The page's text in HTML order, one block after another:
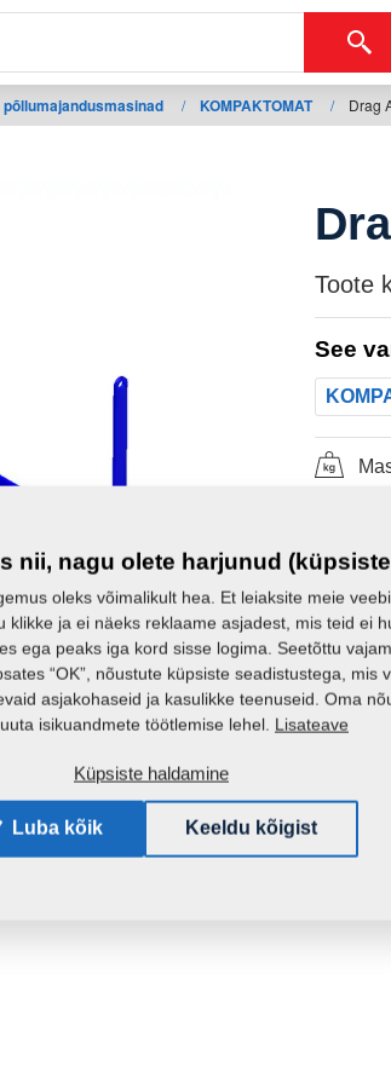
/ KOMPAKTOMAT / Drag
Toote
See
nii, nagu olete harjunud
oleks võimalikult hea. Et leiaksite meie
klikke ja ei näeks reklaame asjadest, mis teid ei
ega peaks iga kord sisse logima. Seetõttu
“OK”, nõustute küpsiste seadistustega, mis
asjakohaseid ja kasulikke teenuseid. Oma
isikuandmete töötlemise lehel. Lisateave
Küpsiste haldamine
Luba kõik Keeldu kõigist